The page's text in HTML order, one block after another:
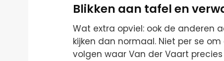
Blikken aan tafel en
Wat extra opviel: ook de anderen
kijken dan normaal. Niet per se
volgen waar Van der Vaart